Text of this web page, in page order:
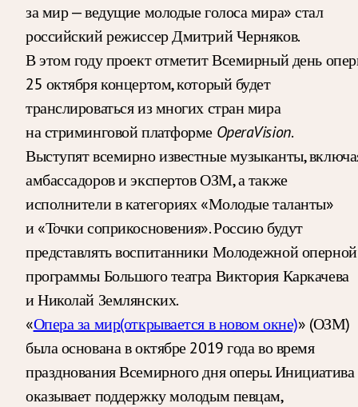
за мир — ведущие молодые голоса мира» стал
российский режиссер Дмитрий Черняков.
В этом году проект отметит Всемирный день
25 октября концертом, который будет
транслироваться из многих стран мира
на стриминговой платформе OperaVision.
Выступят всемирно известные музыканты,
амбассадоров и экспертов ОЗМ, а также
исполнители в категориях «Молодые таланты»
и «Точки соприкосновения». Россию будут
представлять воспитанники Молодежной оперной
программы Большого театра Виктория Каркачева
и Николай Землянских.
«Опера за мир(открывается в новом окне)» (ОЗМ)
была основана в октябре 2019 года во время
празднования Всемирного дня оперы. Инициатива
оказывает поддержку молодым певцам,